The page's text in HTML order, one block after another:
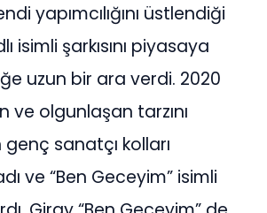
yapımcılığını üstlendiği
isimli şarkısını piyasaya
uzun bir ara verdi. 2020
ve olgunlaşan tarzını
sanatçı kolları
ve “Ben Geceyim” isimli